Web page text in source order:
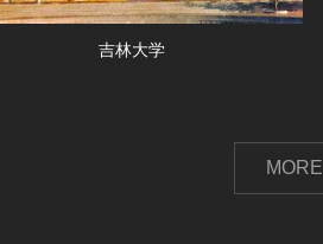
吉林大学
MORE